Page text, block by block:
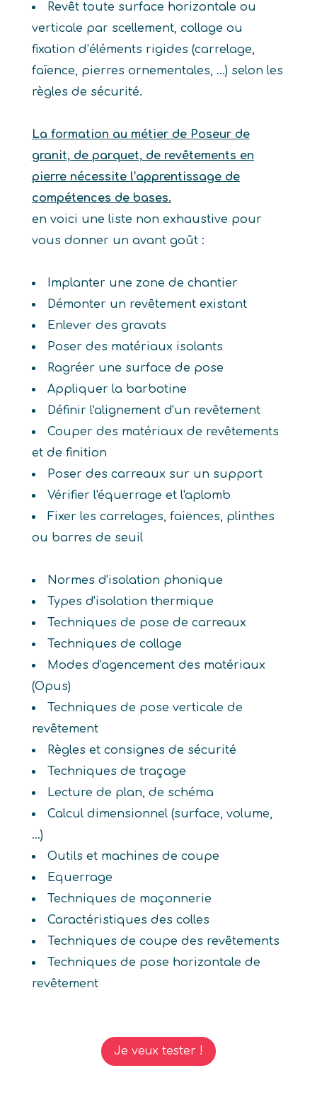
Revêt toute surface horizontale ou
verticale par scellement, collage ou
fixation d’éléments rigides (carrelage,
faïence, pierres ornementales, …) selon les
règles de sécurité.
La formation au métier de Poseur de
granit, de parquet, de revêtements en
pierre nécessite l’apprentissage de
compétences de bases.
en voici une liste non exhaustive pour
vous donner un avant goût :
Implanter une zone de chantier
Démonter un revêtement existant
Enlever des gravats
Poser des matériaux isolants
Ragréer une surface de pose
Appliquer la barbotine
Définir l'alignement d'un revêtement
Couper des matériaux de revêtements
et de finition
Poser des carreaux sur un support
Vérifier l'équerrage et l'aplomb
Fixer les carrelages, faiënces, plinthes
ou barres de seuil
Normes d'isolation phonique
Types d'isolation thermique
Techniques de pose de carreaux
Techniques de collage
Modes d'agencement des matériaux
(Opus)
Techniques de pose verticale de
revêtement
Règles et consignes de sécurité
Techniques de traçage
Lecture de plan, de schéma
Calcul dimensionnel (surface, volume,
...)
Outils et machines de coupe
Equerrage
Techniques de maçonnerie
Caractéristiques des colles
Techniques de coupe des revêtements
Techniques de pose horizontale de
revêtement
Je veux tester !